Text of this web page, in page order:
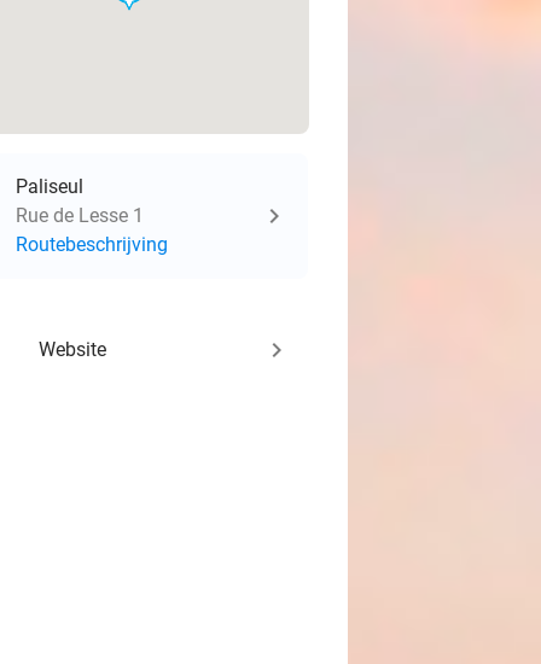
Paliseul
Rue de Lesse 1
Routebeschrijving
Website keyboard_arrow_right